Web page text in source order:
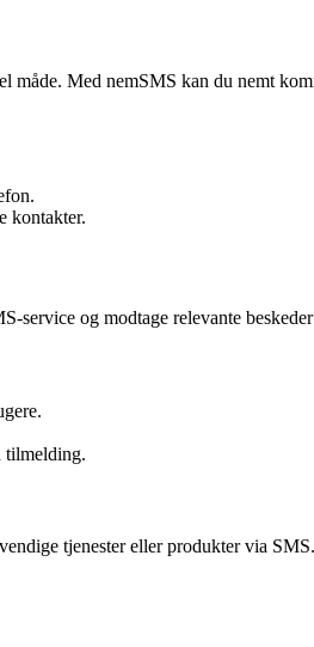
måde. Med nemSMS kan du nemt
kontakter.
service og modtage relevante
tilmelding.
tjenester eller produkter via